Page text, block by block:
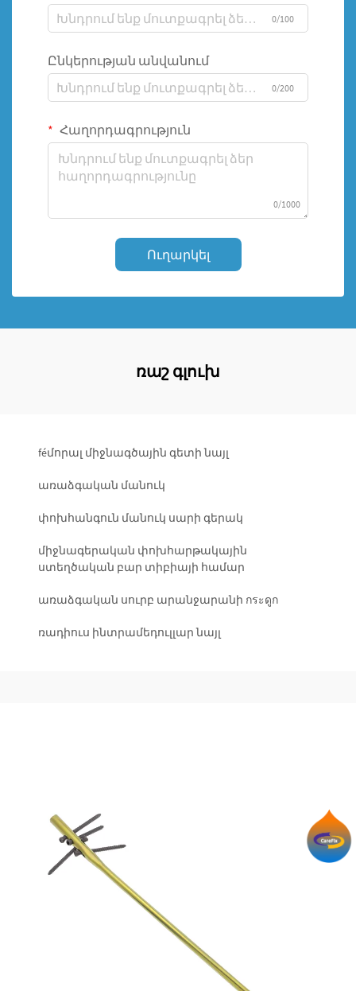
0/100
Ընկերության անվանում
0/200
Հաղորդագրություն
0/1000
Ուղարկել
ռաշ գլուխ
féմորալ միջնագծային գետի նայլ
առաձգական մանուկ
փոխհանգուն մանուկ սարի գերակ
միջնագերական փոխհարթակային
ստեղծական բար տիբիայի համար
առաձգական սուրբ արանջարանի กระดูก
ռադիուս ինտրամեդուլլար նայլ